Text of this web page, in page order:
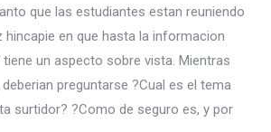
que las estudiantes estan reuniendo
hincapie en que hasta la informacion
tiene un aspecto sobre vista. Mientras
preguntarse ?Cual es el tema
surtidor? ?Como de seguro es, y por